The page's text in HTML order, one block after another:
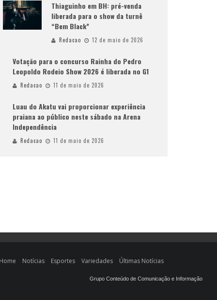
Thiaguinho em BH: pré-venda
liberada para o show da turnê
“Bem Black”
Redacao 12 de maio de 2026
Votação para o concurso Rainha do Pedro
Leopoldo Rodeio Show 2026 é liberada no G1
Redacao 11 de maio de 2026
Luau do Akatu vai proporcionar experiência
praiana ao público neste sábado na Arena
Independência
Redacao 11 de maio de 2026
Home Notícias Esportes Variedades Últimas Notícias
Grupo Conteúdo de Comunicação e Informação